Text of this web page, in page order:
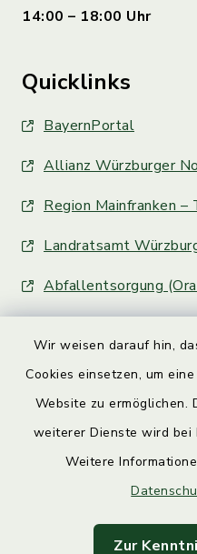
Wir weisen darauf hin,
Cookies einsetzen, um
Website zu ermöglichen.
weiterer Dienste wird bei
Weitere
Zur
14:00 – 18:00 Uhr
Quicklinks
BayernPortal
Allianz Würzburger
Region Mainfranken –
Landratsamt
Abfallentsorgung